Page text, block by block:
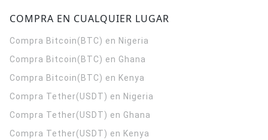
COMPRA EN CUALQUIER LUGAR
Compra Bitcoin(BTC) en Nigeria
Compra Bitcoin(BTC) en Ghana
Compra Bitcoin(BTC) en Kenya
Compra Tether(USDT) en Nigeria
Compra Tether(USDT) en Ghana
Compra Tether(USDT) en Kenya